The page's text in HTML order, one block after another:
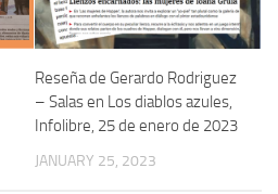
Reseña de Gerardo Rodriguez
– Salas en Los diablos azules,
Infolibre, 25 de enero de 2023
JANUARY 25, 2023